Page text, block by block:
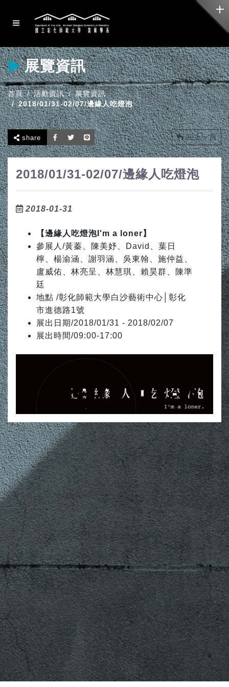
展覽資訊
首頁 活動資訊
展覽資訊
2018/01/31-02/07/邊緣人吃燈泡
share 回上一頁
2018/01/31-02/07/邊緣人吃燈泡
2018-01-31
【邊緣人吃燈泡I'm a loner】
參展人/黃蓁、陳美妤、David、葉日
檸、楊渝涵、謝羽涵、吳東翰、施仲益、
盧威佑、林亮呈、林慧琪、賴昊群、陳準
廷
地點 /彰化師範大學白沙藝術中心│彰化
市進德路1號
展出日期/2018/01/31 - 2018/02/07
展出時間/09:00-17:00